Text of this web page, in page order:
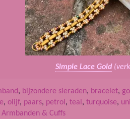
Simple Lace Gold
, bijzondere sieraden, bracelet,
, olijf, paars, petrol , teal , turquoise,
Armbanden & Cuffs